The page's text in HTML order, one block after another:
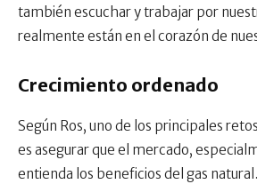
también escuchar y trabajar por
realmente están en el corazón de
Crecimiento ordenado
Según Ros, uno de los principales
es asegurar que el mercado,
entienda los beneficios del gas